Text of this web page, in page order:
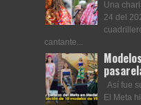
Una
24 del
cantante...
Así fue
El Meta